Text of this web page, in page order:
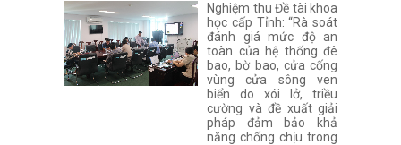
Nghiệm thu Đề tài khoa
học cấp Tỉnh: “Rà soát
đánh giá mức độ an
toàn của hệ thống đê
bao, bờ bao, cửa cống
vùng cửa sông ven
biển do xói lở, triều
cường và đề xuất giải
pháp đảm bảo khả
năng chống chịu trong